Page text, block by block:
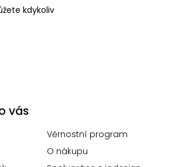
kdykoliv
vás
Věrnostní program
O nákupu